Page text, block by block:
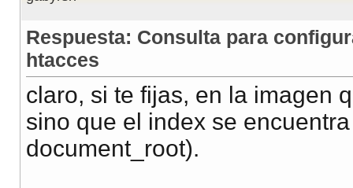
Respuesta: Consulta para
htacces
claro, si te fijas, en la imagen
sino que el index se
document_root).